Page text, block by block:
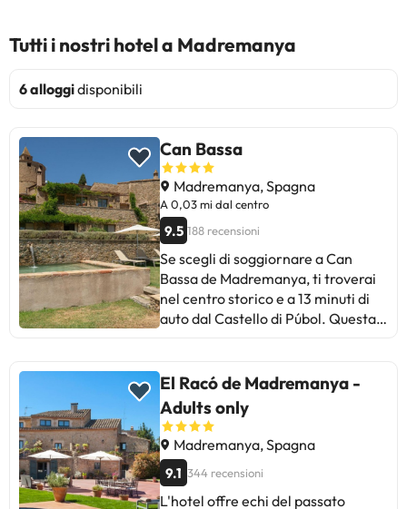
Tutti i nostri hotel a Madremanya
6 alloggidisponibili
Can Bassa
Madremanya, Spagna
A 0,03 mi dal centro
9.5 188 recensioni
Se scegli di soggiornare a Can
Bassa de Madremanya, ti troverai
nel centro storico e a 13 minuti di
auto dal Castello di Púbol. Questa
da Cattedrale di Girona. Approfitta
dei servizi ricreativi disponibili, che
includono una piscina stagionale
all'aperto e noleggio biciclette.
Offre inoltre connessione internet
Wi-Fi gratuita, servizio di baby
sitter (a pagamento) e assistenza
El Racó de Madremanya -
Adults only
Madremanya, Spagna
9.1 344 recensioni
L'hotel offre echi del passato